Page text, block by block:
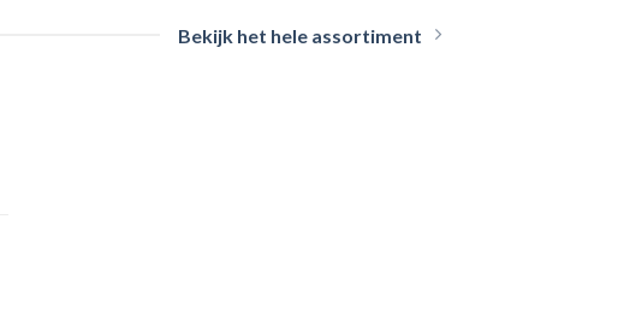
Bekijk het hele assortiment